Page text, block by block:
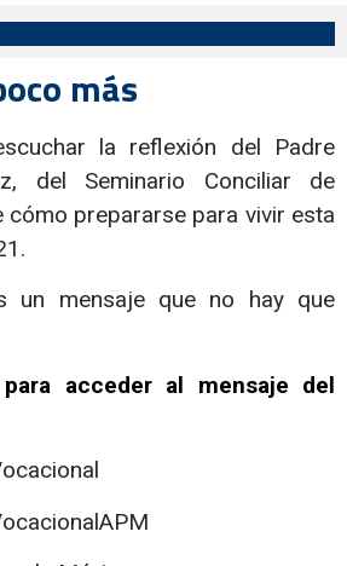
más
la reflexión del Padre
del Seminario Conciliar de
cómo prepararse para vivir esta
un mensaje que no hay que
acceder al mensaje del